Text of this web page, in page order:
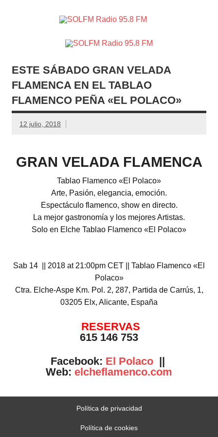
Crevillente, Radio en Vega Baja y Radio en el Medio
Vinalopó
ESTE SÁBADO GRAN VELADA
FLAMENCA EN EL TABLAO
FLAMENCO PEÑA «EL POLACO»
12 julio, 2018
GRAN VELADA FLAMENCA
Tablao Flamenco «El Polaco»
Arte, Pasión, elegancia, emoción.
Espectáculo flamenco, show en directo.
La mejor gastronomía y los mejores Artistas.
Solo en Elche Tablao Flamenco «El Polaco»
Sab 14 || 2018 at 21:00pm CET || Tablao Flamenco «El
Polaco»
Ctra. Elche-Aspe Km. Pol. 2, 287, Partida de Carrús, 1,
03205 Elx, Alicante, España
RESERVAS
615 146 753
Facebook: El Polaco||
Web: elcheflamenco.com
Política de privacidad
Política de cookies